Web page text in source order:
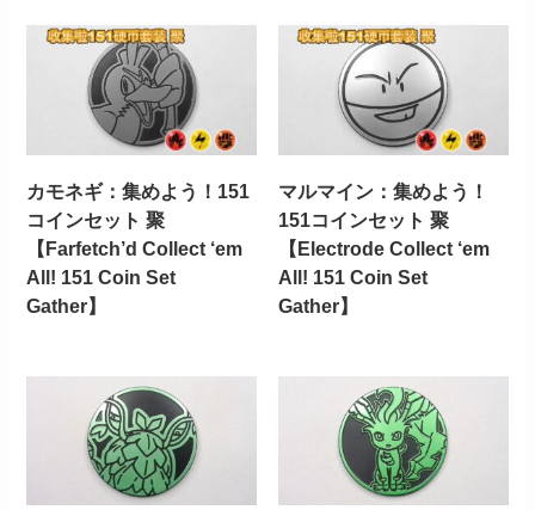
カモネギ：集めよう！151
コインセット 聚
【Farfetch’d Collect ‘em
All! 151 Coin Set
Gather】
マルマイン：集めよう！
151コインセット 聚
【Electrode Collect ‘em
All! 151 Coin Set
Gather】